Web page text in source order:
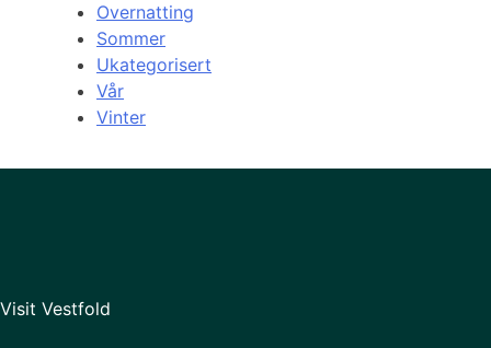
Overnatting
Sommer
Ukategorisert
Vår
Vinter
Visit Vestfold